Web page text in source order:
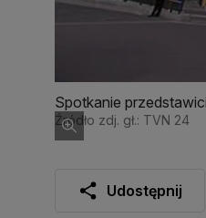
Spotkanie
Źródło zdj. gł.: TVN 24
Udostępnij